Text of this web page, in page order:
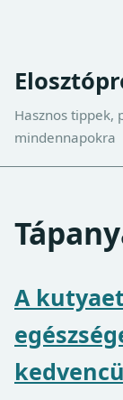
Hasznos tippek,
mindennapokra
A